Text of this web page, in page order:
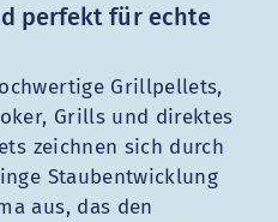
perfekt für echte
Grillpellets,
Grills und direktes
zeichnen sich durch
Staubentwicklung
aus, das den